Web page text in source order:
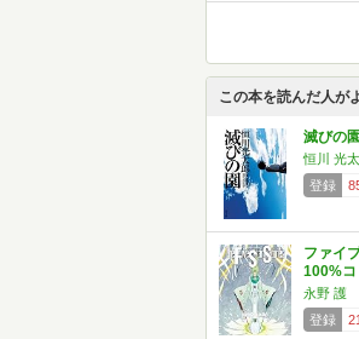
この本を読んだ人が
滅びの
恒川 光
登録
ファイ
100%
永野 護
登録